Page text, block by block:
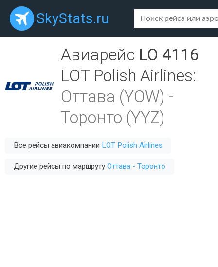
SkyStats.ru
Авиарейс LO 4116
LOT Polish Airlines:
Оттава (YOW) -
Торонто (YYZ)
Все рейсы авиакомпании LOT Polish Airlines
Другие рейсы по маршруту Оттава - Торонто